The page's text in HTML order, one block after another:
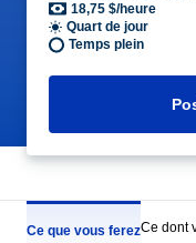
18,75 $/heure
Quart de jour
Temps plein
Ce que vous ferezCe dont